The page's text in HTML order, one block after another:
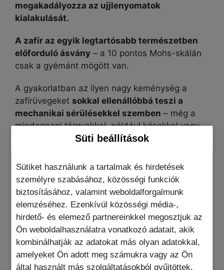
Süti beállítások
Sütiket használunk a tartalmak és hirdetések
személyre szabásához, közösségi funkciók
biztosításához, valamint weboldalforgalmunk
elemzéséhez. Ezenkívül közösségi média-,
hirdető- és elemező partnereinkkel megosztjuk az
Ön weboldalhasználatra vonatkozó adatait, akik
kombinálhatják az adatokat más olyan adatokkal,
amelyeket Ön adott meg számukra vagy az Ön
által használt más szolgáltatásokból gyűjtöttek.
megakadályozza az ujjlenyomatok
kialakulását.
A zafír az egyik legtartósabb természetben
előforduló ásvány – a 10 pontos Mohs-skálán
csak a gyémánt mögött van.
A gyakorlatban az ilyen nagy keménység a
zafírüvegeket sokkal ellenállóbbá teszi a
mechanikai sérülésekkel szemben – még a
mindennapi tárgyakkal, például késekkel vagy
kulcsokkal szembeni karcolásokkal szemben is.
A zafír további előnye a
átlátszósága
. Telepítés után kiváló
képvisszaadást és gyors érintési reakciót
biztosít, az oleofób bevonat pedig
megakadályozza a csúnya ujjlenyomatok
kialakulását.
A teljes ragasztófelületnekköszönhetően az
üveg felülről lefelé tökéletesen tapad, és